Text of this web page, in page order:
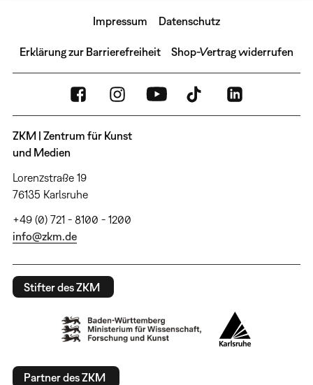
Impressum Datenschutz
Erklärung zur Barrierefreiheit Shop-Vertrag widerrufen
ZKM | Zentrum für Kunst
und Medien
Lorenzstraße 19
76135 Karlsruhe
+49 (0) 721 - 8100 - 1200
info@zkm.de
Stifter des ZKM
Partner des ZKM